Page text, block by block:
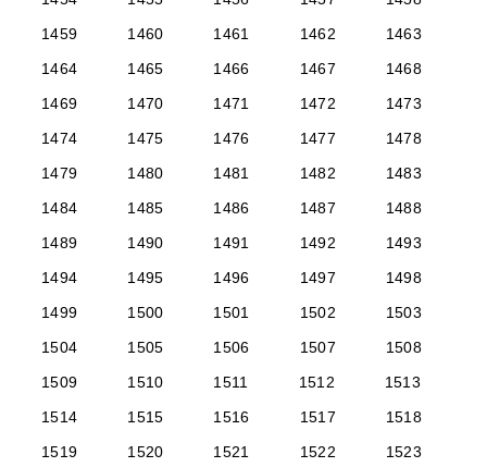
1459
1460 1461 1462
1463
1464
1465 1466 1467
1468
1469
1470 1471 1472
1473
1474
1475 1476 1477
1478
1479
1480 1481 1482
1483
1484
1485 1486 1487
1488
1489
1490 1491 1492
1493
1494
1495 1496 1497
1498
1499
1500 1501 1502
1503
1504
1505 1506 1507
1508
1509
1510 1511 1512
1513
1514
1515 1516 1517
1518
1519
1520 1521 1522
1523